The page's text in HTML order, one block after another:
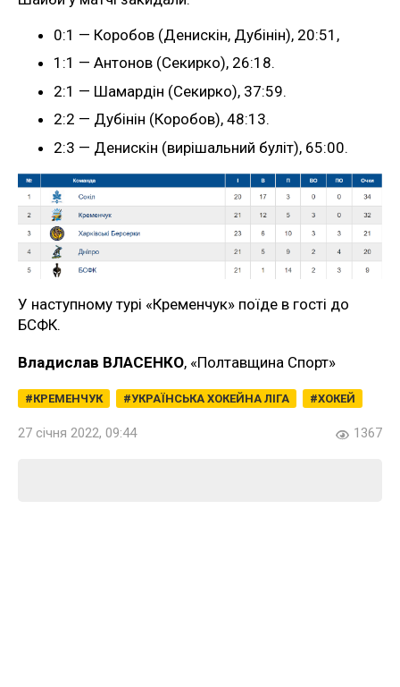
0:1 — Коробов (Денискін, Дубінін), 20:51,
1:1 — Антонов (Секирко), 26:18.
2:1 — Шамардін (Секирко), 37:59.
2:2 — Дубінін (Коробов), 48:13.
2:3 — Денискін (вирішальний буліт), 65:00.
У наступному турі «Кременчук» поїде в гості до
БСФК.
Владислав ВЛАСЕНКО, «Полтавщина Спорт»
КРЕМЕНЧУК УКРАЇНСЬКА ХОКЕЙНА ЛІГА ХОКЕЙ
27 січня 2022, 09:44 1367